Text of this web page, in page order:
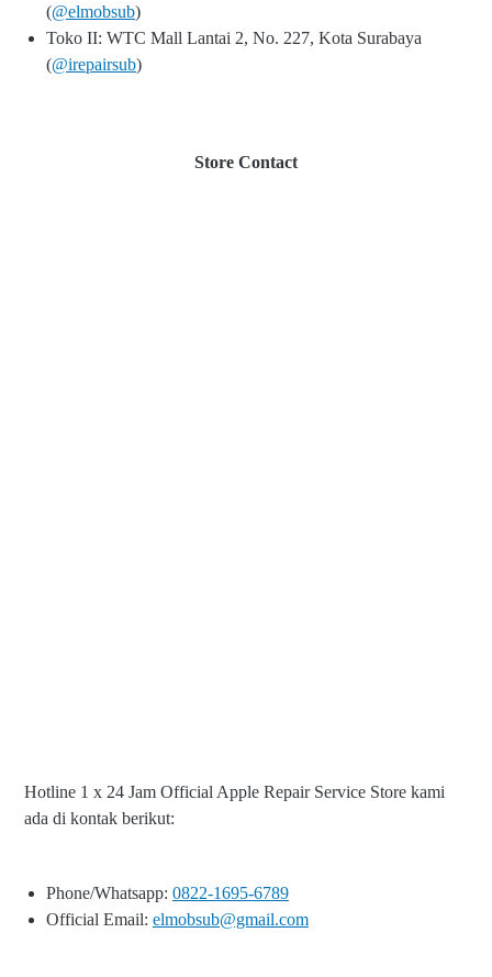
(@elmobsub)
Toko II: WTC Mall Lantai 2, No. 227, Kota Surabaya
(@irepairsub)
Store Contact
Hotline 1 x 24 Jam Official Apple Repair Service Store kami
ada di kontak berikut:
Phone/Whatsapp: 0822-1695-6789
Official Email: elmobsub@gmail.com